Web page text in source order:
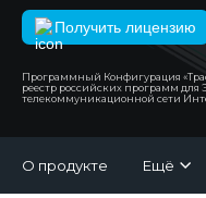
Получить лицензию
Программный Конфигурация
реестр российских программ
телекоммуникационной сети
О продукте Ещё